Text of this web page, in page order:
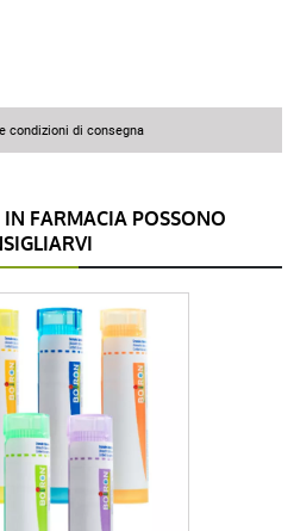
condizioni di consegna
FARMACIA POSSONO